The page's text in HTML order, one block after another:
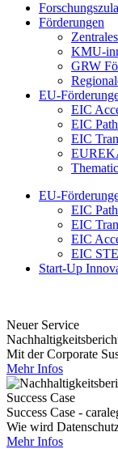
Förderungen
KMU-
GRW
EU-
EIC
EIC
EIC
EU-
EIC
EIC
EIC
EIC
Start-Up
Neuer Service
Mit der Corporate
Mehr Infos
Success Case
Success Case -
Wie wird
Mehr Infos